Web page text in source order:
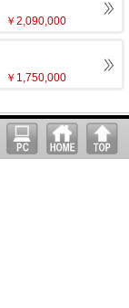
￥2,090,000
￥1,750,000